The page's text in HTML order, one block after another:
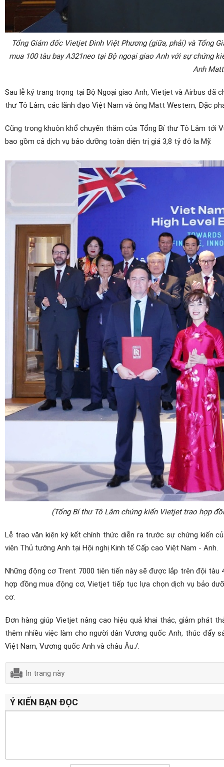
Tổng Giám đốc Vietjet Đinh Việt Phương (giữa, phải) và Tổng
mua 100 tàu bay A321neo tại Bộ ngoại giao Anh với sự chứng
Anh
Sau lễ ký trang trọng tại Bộ Ngoại giao Anh, Vietjet và Airbus
thư Tô Lâm, các lãnh đạo Việt Nam và ông Matt Western, Đặc
Cũng trong khuôn khổ chuyến thăm của Tổng Bí thư Tô Lâm tới
bao gồm cả dịch vụ bảo dưỡng toàn diện trị giá 3,8 tỷ đô la Mỹ.
(Tổng Bí thư Tô Lâm chứng kiến Vietjet trao hợp
Lễ trao văn kiện ký kết chính thức diễn ra trước sự chứng kiến
viên Thủ tướng Anh tại Hội nghị Kinh tế Cấp cao Việt Nam - Anh.
Những động cơ Trent 7000 tiên tiến này sẽ được lắp trên đội
hợp đồng mua động cơ, Vietjet tiếp tục lựa chọn dịch vụ bảo
cơ.
Đơn hàng giúp Vietjet nâng cao hiệu quả khai thác, giảm phát
thêm nhiều việc làm cho người dân Vương quốc Anh, thúc đẩy
Việt Nam, Vương quốc Anh và châu Âu./.
In trang này
Ý KIẾN BẠN ĐỌC